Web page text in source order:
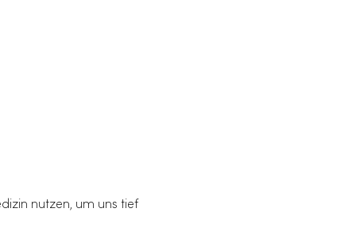
nutzen, um uns tief